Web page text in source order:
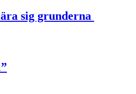
sig grunderna